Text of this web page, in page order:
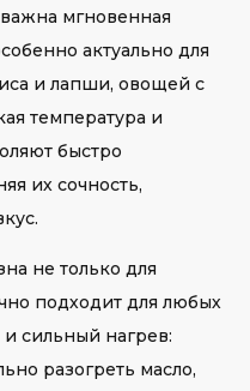
мгновенная
актуально для
и лапши, овощей с
температура и
быстро
их сочность,
не только для
подходит для любых
и сильный нагрев:
разогреть масло,